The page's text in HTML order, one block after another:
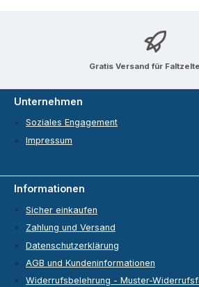
Gratis Versand für
Unternehmen
Soziales Engagement
Impressum
Informationen
Sicher einkaufen
Zahlung und Versand
Datenschutzerklärung
AGB und Kundeninformationen
Widerrufsbelehrung - Muster-